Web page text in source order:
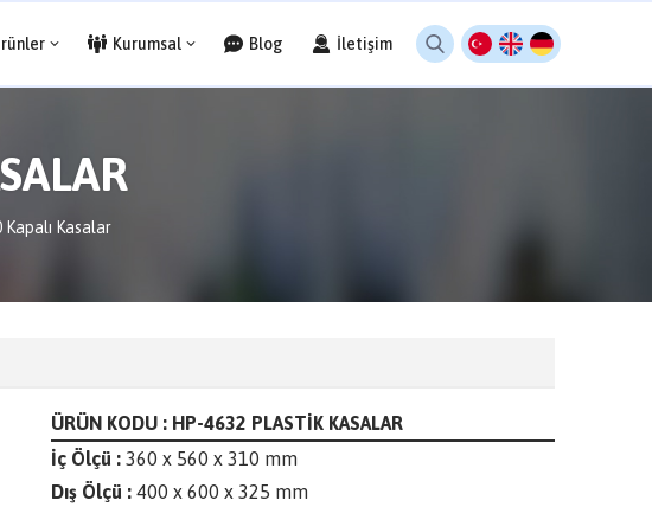
Kurumsal Blog İletişim
Kapalı Kasalar
ÜRÜN KODU : HP-4632 PLASTİK KASALAR
İç Ölçü : 360 x 560 x 310 mm
Dış Ölçü : 400 x 600 x 325 mm